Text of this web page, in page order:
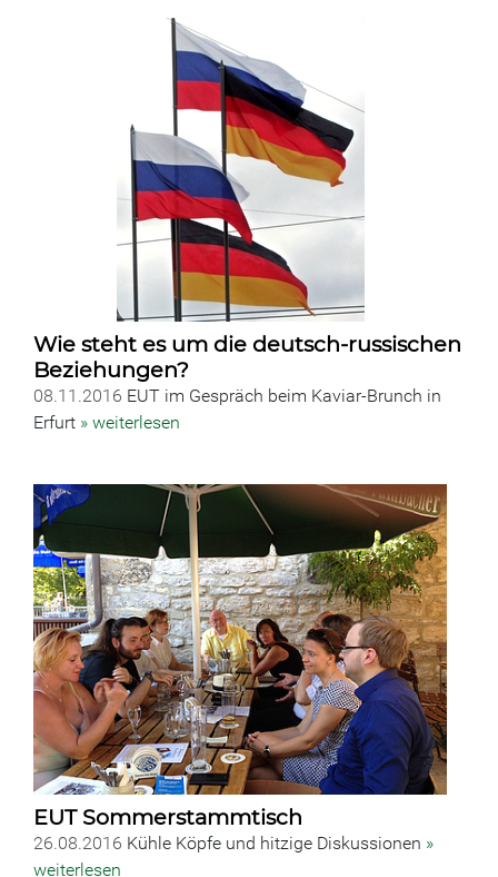
Wie steht es um die deutsch-russischen
Beziehungen?
08.11.2016 EUT im Gespräch beim Kaviar-Brunch in
Erfurt » weiterlesen
EUT Sommerstammtisch
26.08.2016 Kühle Köpfe und hitzige Diskussionen »
weiterlesen